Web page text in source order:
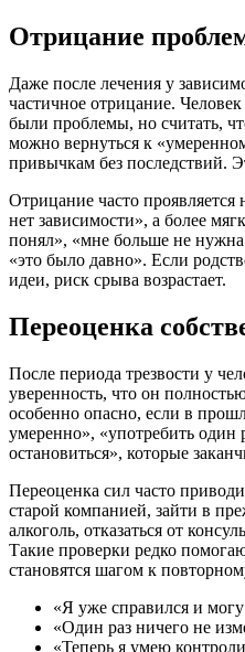
Отрицание
Даже после лечения у
частичное отрицание.
были проблемы, но считать,
можно вернуться к
привычкам без последствий.
Отрицание часто
нет зависимости», а более
понял», «мне больше не
«это было давно». Если
идеи, риск срыва возрастает.
Переоценка
После периода трезвости у
уверенность, что он
особенно опасно, если в
умеренно», «употребить один
остановиться», которые
Переоценка сил часто
старой компанией, зайти в
алкоголь, отказаться от
Такие проверки редко
становятся шагом к
«Я уже справился и
«Один раз ничего не
«Теперь я умею